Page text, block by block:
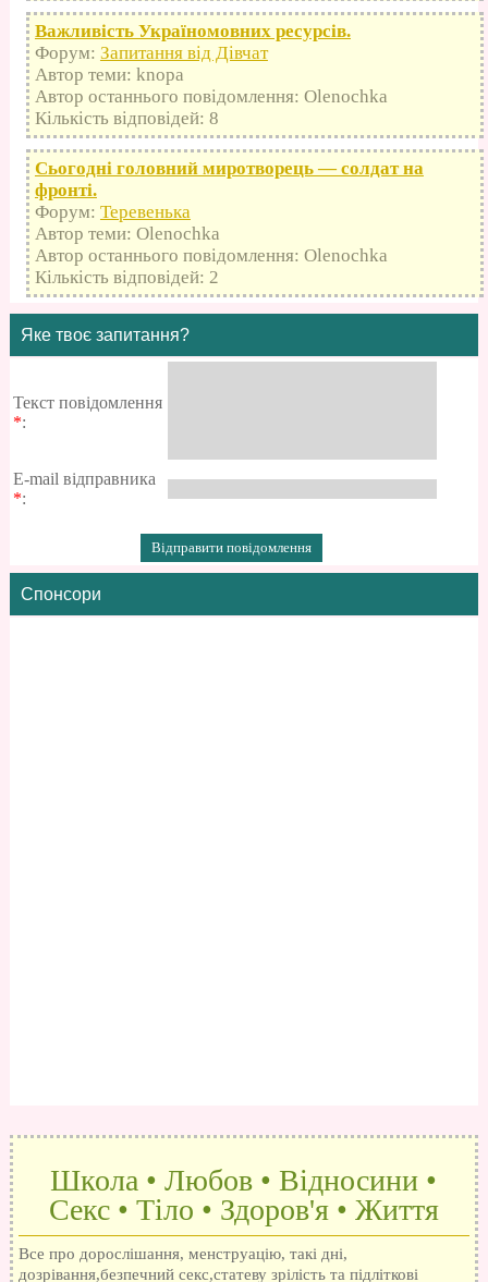
Важливість Україномовних ресурсів.
Форум: Запитання від Дівчат
Автор теми: knopa
Автор останнього повідомлення: Olenochka
Кількість відповідей: 8
Сьогодні головний миротворець — солдат на
фронті.
Форум: Теревенька
Автор теми: Olenochka
Автор останнього повідомлення: Olenochka
Кількість відповідей: 2
Яке твоє запитання?
Текст повідомлення
*:
E-mail відправника
*:
Спонсори
Школа • Любов • Відносини •
Секс • Тіло • Здоров'я • Життя
Все про дорослішання, менструацію, такі дні,
дозрівання,безпечний секс,статеву зрілість та підліткові